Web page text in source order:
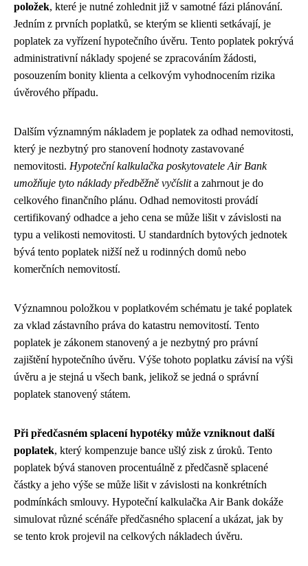
položek, které je nutné zohlednit již v samotné fázi plánování.
Jedním z prvních poplatků, se kterým se klienti setkávají, je
poplatek za vyřízení hypotečního úvěru. Tento poplatek pokrývá
administrativní náklady spojené se zpracováním žádosti,
posouzením bonity klienta a celkovým vyhodnocením rizika
úvěrového případu.
Dalším významným nákladem je poplatek za odhad nemovitosti,
který je nezbytný pro stanovení hodnoty zastavované
nemovitosti. Hypoteční kalkulačka poskytovatele Air Bank
umožňuje tyto náklady předběžně vyčíslita zahrnout je do
celkového finančního plánu. Odhad nemovitosti provádí
certifikovaný odhadce a jeho cena se může lišit v závislosti na
typu a velikosti nemovitosti. U standardních bytových jednotek
bývá tento poplatek nižší než u rodinných domů nebo
komerčních nemovitostí.
Významnou položkou v poplatkovém schématu je také poplatek
za vklad zástavního práva do katastru nemovitostí. Tento
poplatek je zákonem stanovený a je nezbytný pro právní
zajištění hypotečního úvěru. Výše tohoto poplatku závisí na výši
úvěru a je stejná u všech bank, jelikož se jedná o správní
poplatek stanovený státem.
Při předčasném splacení hypotéky může vzniknout další
poplatek, který kompenzuje bance ušlý zisk z úroků. Tento
poplatek bývá stanoven procentuálně z předčasně splacené
částky a jeho výše se může lišit v závislosti na konkrétních
podmínkách smlouvy. Hypoteční kalkulačka Air Bank dokáže
simulovat různé scénáře předčasného splacení a ukázat, jak by
se tento krok projevil na celkových nákladech úvěru.